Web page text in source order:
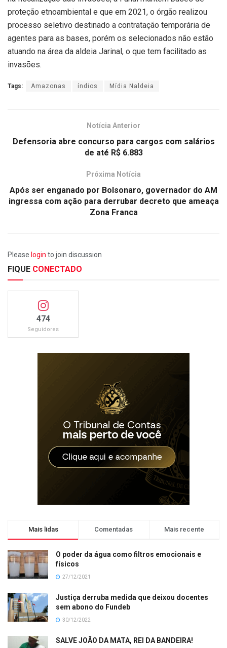
proteção etnoambiental e que em 2021, o órgão realizou
processo seletivo destinado a contratação temporária de
agentes para as bases, porém os selecionados não estão
atuando na área da aldeia Jarinal, o que tem facilitado as
invasões.
Tags: Amazonas índios Mídia Naldeia
Notícia Anterior
Defensoria abre concurso para cargos com salários
de até R$ 6.883
Próxima Notícia
Após ser enganado por Bolsonaro, governador do AM
ingressa com ação para derrubar decreto que ameaça
Zona Franca
Please login to join discussion
FIQUE CONECTADO
474
Seguidores
Mais lidas Comentadas Mais recente
O poder da água como filtros emocionais e
físicos
27/12/2021
Justiça derruba medida que deixou docentes
sem abono do Fundeb
30/12/2022
SALVE JOÃO DA MATA, REI DA BANDEIRA!